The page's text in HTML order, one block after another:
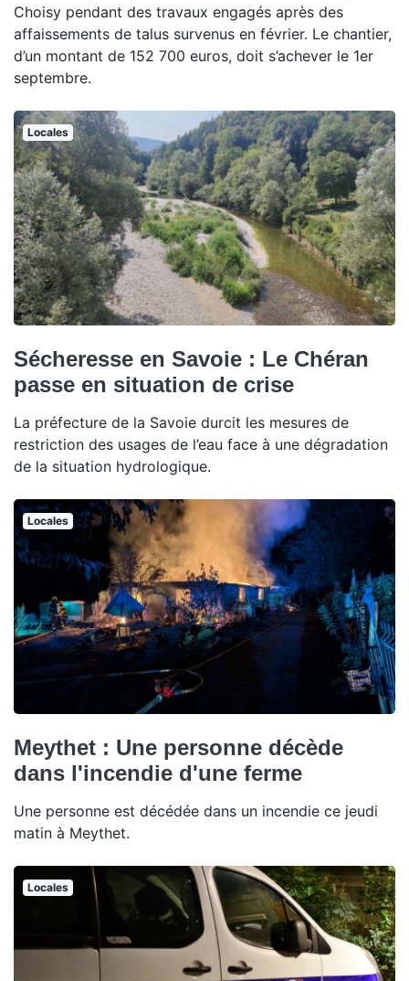
Choisy pendant des travaux engagés après des
affaissements de talus survenus en février. Le chantier,
d’un montant de 152 700 euros, doit s’achever le 1er
septembre.
Locales
Sécheresse en Savoie : Le Chéran
passe en situation de crise
La préfecture de la Savoie durcit les mesures de
restriction des usages de l’eau face à une dégradation
de la situation hydrologique.
Locales
Meythet : Une personne décède
dans l'incendie d'une ferme
Une personne est décédée dans un incendie ce jeudi
matin à Meythet.
Locales